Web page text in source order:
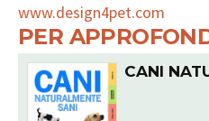
www.design4pet.com
PER
CANI